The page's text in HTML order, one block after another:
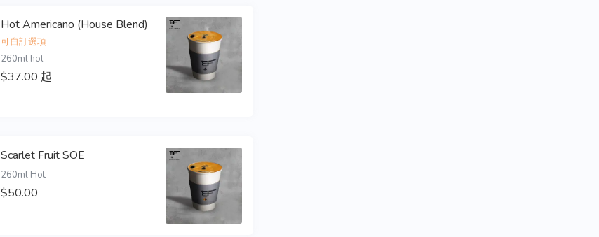
Hot Americano (House Blend)
可自訂選項
260ml hot
$37.00 起
Scarlet Fruit SOE
260ml Hot
$50.00